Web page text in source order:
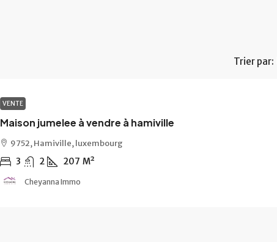
Trier par:
VENTE
Maison jumelee à vendre à hamiville
9752, Hamiville, luxembourg
3 2 207 M²
Cheyanna Immo